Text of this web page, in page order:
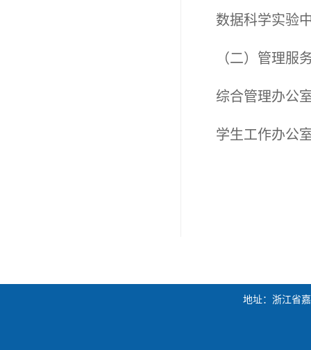
数据科学实验
（二） 管理服
综合管理办公
学生工作办公
地址：浙江省